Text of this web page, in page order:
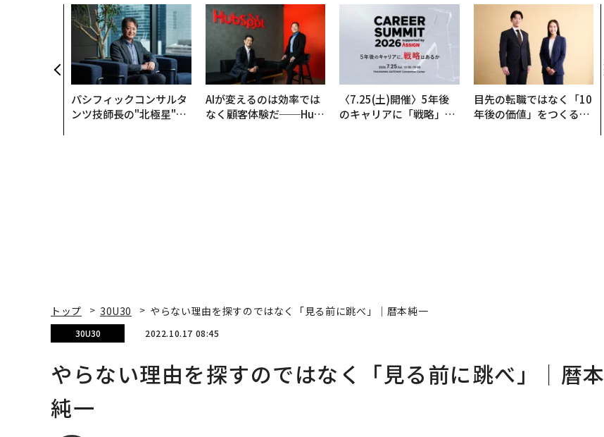
パシフィックコンサルタ
ンツ技師長の"北極星"。
AIが変えるのは効率では
なく顧客体験だ──Hub
〈7.25(土)開催〉5年後
のキャリアに「戦略」は
目先の転職ではなく「10
年後の価値」をつくる─
トップ 30U30 やらない理由を探すのではなく「見る前に跳べ」｜暦本純一
30U30 2022.10.17 08:45
やらない理由を探すのではなく「見る前に跳べ」｜暦本
純一